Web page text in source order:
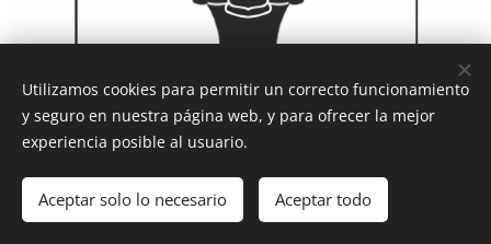
Utilizamos cookies para permitir un correcto funcionamiento
y seguro en nuestra página web, y para ofrecer la mejor
experiencia posible al usuario.
Aceptar solo lo necesario Aceptar todo